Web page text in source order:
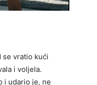
se vratio kući
i voljela.
i udario je, ne